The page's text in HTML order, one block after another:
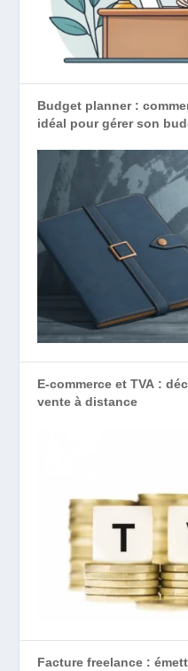
Budget planner :
idéal pour gérer son
E-commerce et TVA :
vente à distance
Facture freelance :